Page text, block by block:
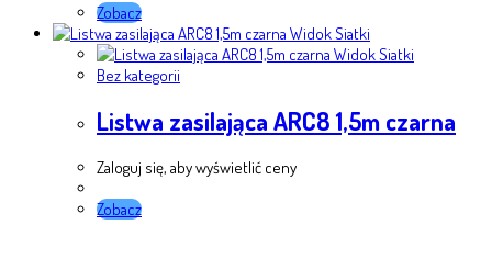
Zobacz
Widok Siatki
Widok Siatki
Bez kategorii
Listwa zasilająca ARC8 1,5m czarna
Zaloguj się, aby wyświetlić ceny
Zobacz